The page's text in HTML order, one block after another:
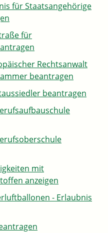
für Staatsangehörige
für
Rechtsanwalt
beantragen
beantragen
mit
anzeigen
- Erlaubnis